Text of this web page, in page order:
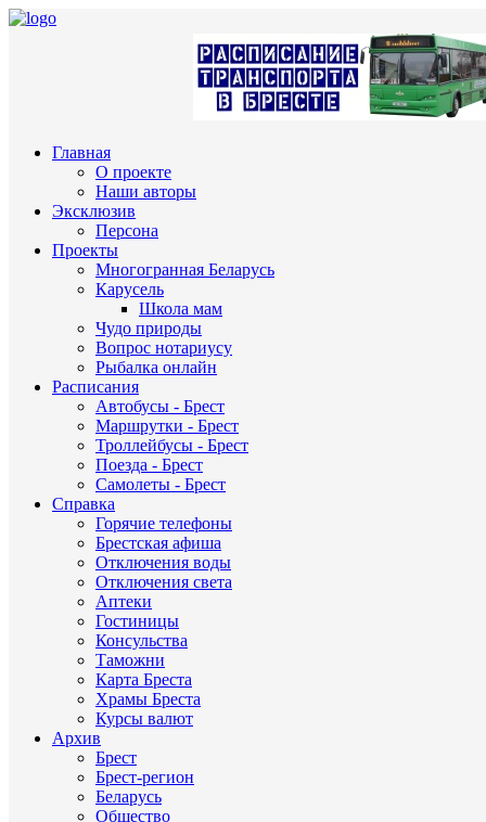
Главная
О проекте
Наши авторы
Эксклюзив
Персона
Проекты
Многогранная Беларусь
Карусель
Школа мам
Чудо природы
Вопрос нотариусу
Рыбалка онлайн
Расписания
Автобусы - Брест
Маршрутки - Брест
Троллейбусы - Брест
Поезда - Брест
Самолеты - Брест
Справка
Горячие телефоны
Брестская афиша
Отключения воды
Отключения света
Аптеки
Гостиницы
Консульства
Таможни
Карта Бреста
Храмы Бреста
Курсы валют
Архив
Брест
Брест-регион
Беларусь
Общество